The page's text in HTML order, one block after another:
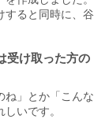
すると同時に、谷
受け取った方の
ね」とか「こんな
いです。